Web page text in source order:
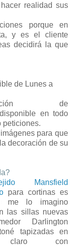
realidad sus
porque en
y es el cliente
decidirá la que
de Lunes a
de
disponible en todo
peticiones.
imágenes para que
decoración de su
Mansfield
para cortinas es
me lo imagino
las sillas nuevas
Darlington
tapizadas en
con